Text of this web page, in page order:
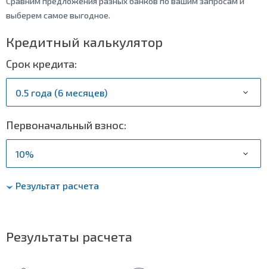
выберем самое выгодное.
Кредитный калькулятор
Срок кредита:
Первоначальный взнос:
Результат расчета
Результаты расчета